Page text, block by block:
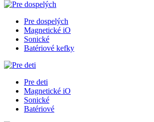
Pre dospelých
Magnetické iO
Sonické
Batériové kefky
Pre deti
Magnetické iO
Sonické
Batériové